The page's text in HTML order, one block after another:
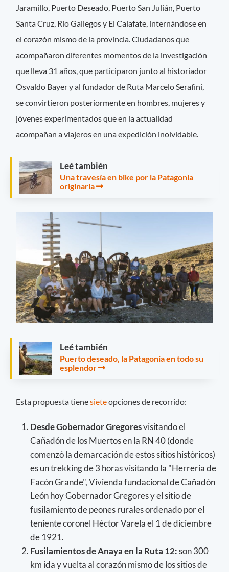
Jaramillo, Puerto Deseado, Puerto San Julián, Puerto
Santa Cruz, Río Gallegos y El Calafate, internándose en
el corazón mismo de la provincia. Ciudadanos que
acompañaron diferentes momentos de la investigación
que lleva 31 años, que participaron junto al historiador
Osvaldo Bayer y al fundador de Ruta Marcelo Serafini,
se convirtieron posteriormente en hombres, mujeres y
jóvenes experimentados que en la actualidad
acompañan a viajeros en una expedición inolvidable.
Leé también
Una travesía en bike por la Patagonia
originaria
Leé también
Puerto deseado, la Patagonia en todo su
esplendor
Esta propuesta tienesieteopciones de recorrido:
Desde Gobernador Gregoresvisitando el
Cañadón de los Muertos en la RN 40 (donde
comenzó la demarcación de estos sitios históricos)
es un trekking de 3 horas visitando la "Herrería de
Facón Grande", Vivienda fundacional de Cañadón
León hoy Gobernador Gregores y el sitio de
fusilamiento de peones rurales ordenado por el
teniente coronel Héctor Varela el 1 de diciembre
de 1921.
Fusilamientos de Anaya en la Ruta 12:son 300
km ida y vuelta al corazón mismo de los sitios de